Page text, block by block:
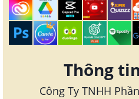
Thông
Công Ty TNHH